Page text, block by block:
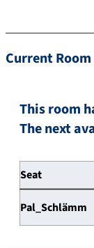
Current
This room
The next
Seat
Pal_Schlämm